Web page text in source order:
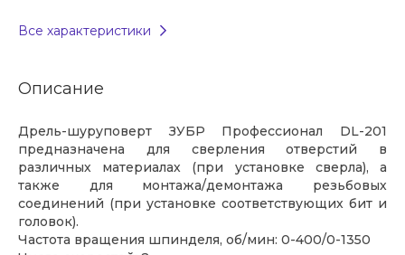
Все характеристики
Описание
Дрель-шуруповерт ЗУБР Профессионал DL-201
предназначена для сверления отверстий в
различных материалах (при установке сверла), а
также для монтажа/демонтажа резьбовых
соединений (при установке соответствующих бит и
головок).
Частота вращения шпинделя, об/мин: 0-400/0-1350